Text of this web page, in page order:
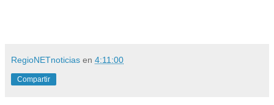
RegioNETnoticias en 4:11:00
Compartir